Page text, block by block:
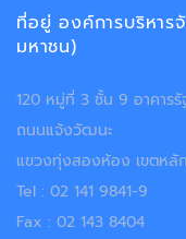
ที่อยู่ องค์การบริหาร
มหาชน)
120 หมู่ที่ 3 ชั้น 9 อาคารรั
ถนนแจ้งวัฒนะ
แขวงทุ่งสองห้อง เขตหลั
Tel : 02 141 9841-9
Fax : 02 143 8404